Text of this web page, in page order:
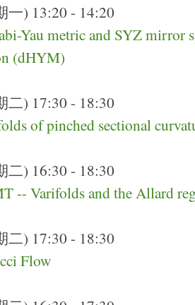
一) 13:20 - 14:20
Yau metric and SYZ mirror
(dHYM)
二) 17:30 - 18:30
of pinched sectional
二) 16:30 - 18:30
-- Varifolds and the Allard
二) 17:30 - 18:30
Flow